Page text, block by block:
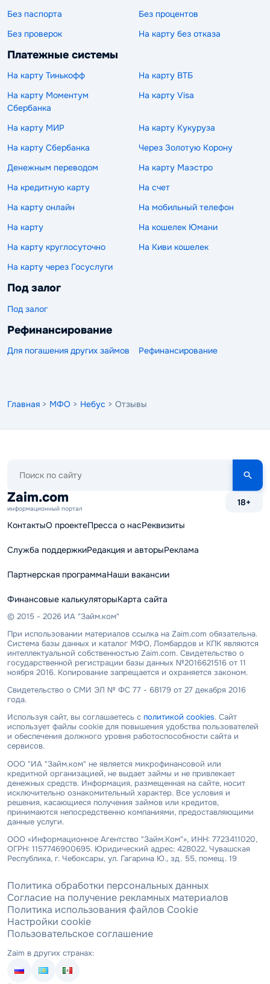
Без паспорта
Без процентов
Без проверок
На карту без отказа
Платежные системы
На карту Тинькофф
На карту ВТБ
На карту Моментум
Сбербанка
На карту Visa
На карту МИР
На карту Кукуруза
На карту Сбербанка
Через Золотую Корону
Денежным переводом
На карту Маэстро
На кредитную карту
На счет
На карту онлайн
На мобильный телефон
На карту
На кошелек Юмани
На карту круглосуточно
На Киви кошелек
На карту через Госуслуги
Под залог
Под залог
Рефинансирование
Для погашения других займов Рефинансирование
Главная > МФО > Небус > Отзывы
сайту
Zaim.com
информационный портал
18+
КонтактыО проектеПресса о насРеквизиты
Служба поддержкиРедакция и авторыРеклама
Партнерская программаНаши вакансии
Финансовые калькуляторыКарта сайта
© 2015 - 2026 ИА "Займ.ком"
При использовании материалов ссылка на Zaim.com обязательна.
Система базы данных и каталог МФО, Ломбардов и КПК являются
интеллектуальной собственностью Zaim.com. Свидетельство о
государственной регистрации базы данных №2016621516 от 11
ноября 2016. Копирование запрещается и охраняется законом.
Свидетельство о СМИ ЭЛ № ФС 77 - 68179 от 27 декабря 2016
года.
Используя сайт, вы соглашаетесь с политикой cookies. Сайт
использует файлы cookie для повышения удобства пользователей
и обеспечения должного уровня работоспособности сайта и
сервисов.
ООО "ИА "Займ.ком" не является микрофинансовой или
кредитной организацией, не выдает займы и не привлекает
денежных средств. Информация, размещенная на сайте, носит
исключительно ознакомительный характер. Все условия и
решения, касающиеся получения займов или кредитов,
принимаются непосредственно компаниями, предоставляющими
данные услуги.
ООО «Информационное Агентство "Займ.Ком"», ИНН: 7723411020,
ОГРН: 1157746900695. Юридический адрес: 428022, Чувашская
Республика, г. Чебоксары, ул. Гагарина Ю., зд. 55, помещ. 19
Политика обработки персональных данных
Согласие на получение рекламных материалов
Политика использования файлов Cookie
Настройки cookie
Пользовательское соглашение
Zaim в других странах: